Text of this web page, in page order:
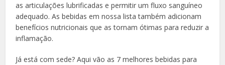
as articulações lubrificadas e permitir um fluxo sanguíneo
adequado. As bebidas em nossa lista também adicionam
benefícios nutricionais que as tornam ótimas para reduzir a
inflamação.
Já está com sede? Aqui vão as 7 melhores bebidas para